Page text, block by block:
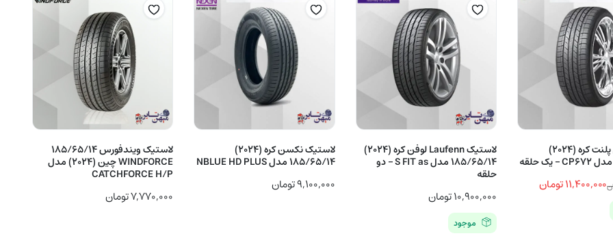
لاستیک جی پلنت کره (2024)
۱۱,۴۰۰,۰۰۰تومان
لاستیک Laufenn لوفن کره (2024)
185/65/14 مدل S FIT as – دو
حلقه
۱۰,۹۰۰,۰۰۰تومان
موجود
لاستیک نکسن کره (2024)
185/65/14 مدل NBLUE HD PLUS
۹,۱۰۰,۰۰۰تومان
لاستیک ویندفورس 185/65/14
WINDFORCE چین (2024) مدل
CATCHFORCE H/P
۷,۷۷۰,۰۰۰تومان